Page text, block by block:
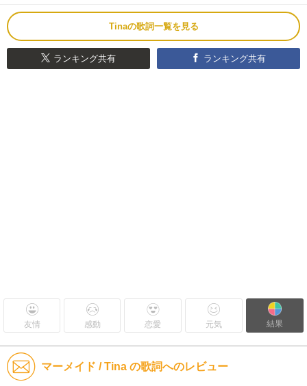
Tinaの歌詞一覧を見る
ランキング共有 ランキング共有
友情 感動 恋愛 元気 結果
マーメイド / Tina の歌詞へのレビュー